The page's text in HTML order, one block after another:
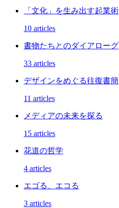
「文化」を生み出す起業術
10 articles
書物たちとのダイアローグ
33 articles
デザインをめぐる往復書簡
11 articles
メディアの未来を探る
15 articles
花道の哲学
4 articles
エゴる、エコる
3 articles